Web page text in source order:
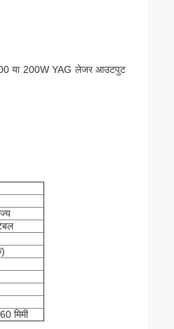
या 200W YAG लेजर आउटपुट
मिमी